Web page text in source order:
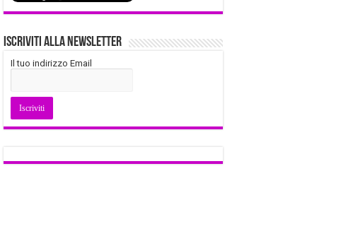
Iscriviti alla Newsletter
Il tuo indirizzo Email